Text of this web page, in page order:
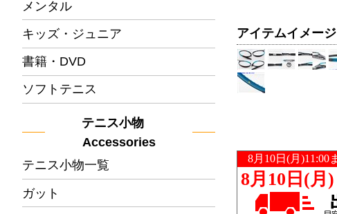
メンタル
キッズ・ジュニア
書籍・DVD
ソフトテニス
テニス小物
Accessories
テニス小物一覧
ガット
アイテムイメージ